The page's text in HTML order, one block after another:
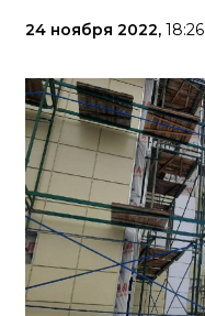
24 ноября 2022, 18:26